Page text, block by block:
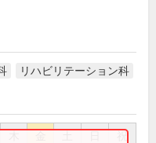
リハビリテーション科
祝